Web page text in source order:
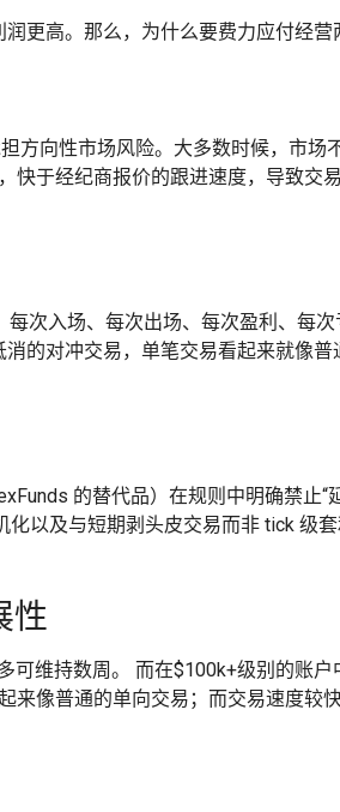
更高。那么，为什么要费力应付经营
方向性市场风险。大多数时候，市
于经纪商报价的跟进速度，导致交
次入场、每次出场、每次盈利、每
的对冲交易，单笔交易看起来就像
的替代品）在规则中明确禁止“
以及与短期剥头皮交易而非 tick 级
性
维持数周。 而在$100k+级别的账
像普通的单向交易；而交易速度较